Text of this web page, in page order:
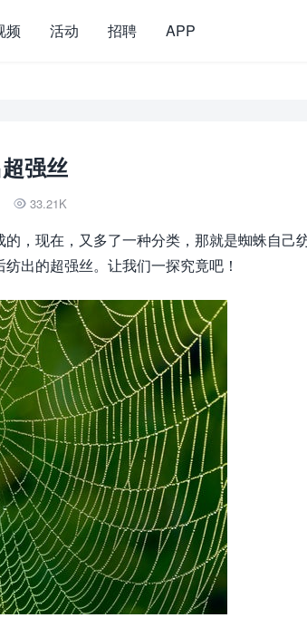
频 活动 招聘 APP
强丝
 33.21K
，现在，又多了一种分类，那就是蜘蛛自己
出的超强丝。让我们一探究竟吧！